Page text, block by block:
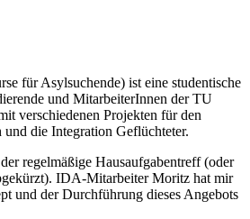
für Asylsuchende) ist eine studentische
und MitarbeiterInnen der TU
verschiedenen Projekten für den
die Integration Geflüchteter.
regelmäßige Hausaufgabentreff (oder
IDA-Mitarbeiter Moritz hat mir
und der Durchführung dieses Angebots